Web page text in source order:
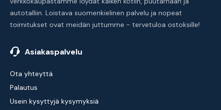
autotalliin. Loistava suomenkielinen palvelu ja nopeat
toimitukset ovat meidän juttumme - tervetuloa ostoksille!
Asiakaspalvelu
Ota yhteyttä
Palautus
Usein kysyttyjä kysymyksiä